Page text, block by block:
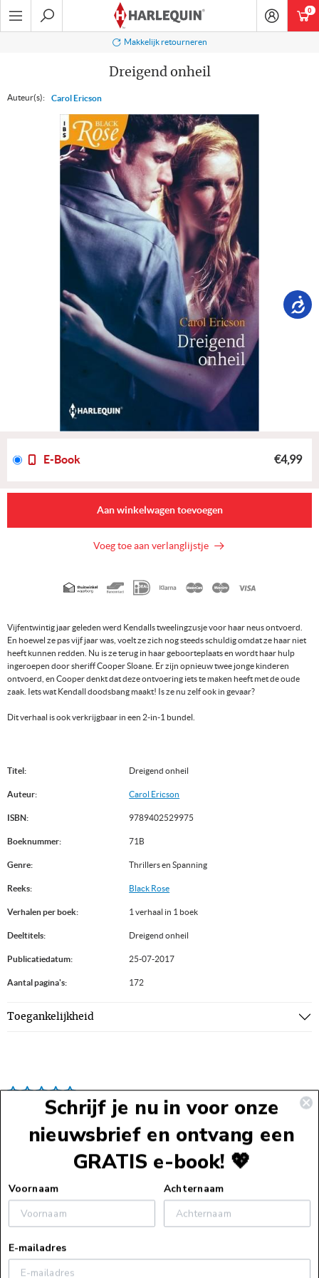
Ga
naar
Makkelijk retourneren
Dreigend onheil
Auteur(s): Carol Ericson
Vijfentwintig jaar geleden werd Kendalls tweelingzusje voor haar neus ontvoerd.
En hoewel ze pas vijf jaar was, voelt ze zich nog steeds schuldig omdat ze haar niet
heeft kunnen redden. Nu is ze terug in haar geboorteplaats en wordt haar hulp
ingeroepen door sheriff Cooper Sloane. Er zijn opnieuw twee jonge kinderen
ontvoerd, en Cooper denkt dat deze ontvoering iets te maken heeft met de oude
zaak. Iets wat Kendall doodsbang maakt! Is ze nu zelf ook in gevaar?
Dit verhaal is ook verkrijgbaar in een 2-in-1 bundel.
Titel: Dreigend onheil
Auteur: Carol Ericson
ISBN: 9789402529975
Boeknummer: 71B
Genre: Thrillers en Spanning
Reeks: Black Rose
Verhalen per boek: 1 verhaal in 1 boek
Deeltitels: Dreigend onheil
Publicatiedatum: 25-07-2017
Aantal pagina's: 172
Toegankelijkheid
E-Book €4,99
Aan winkelwagen toevoegen
Voeg toe aan verlanglijstje
Geaccepteerde
0
Schrijf je nu in voor onze
nieuwsbrief en ontvang een
GRATIS e-book! 💖
Voornaam Achternaam
E-mailadres